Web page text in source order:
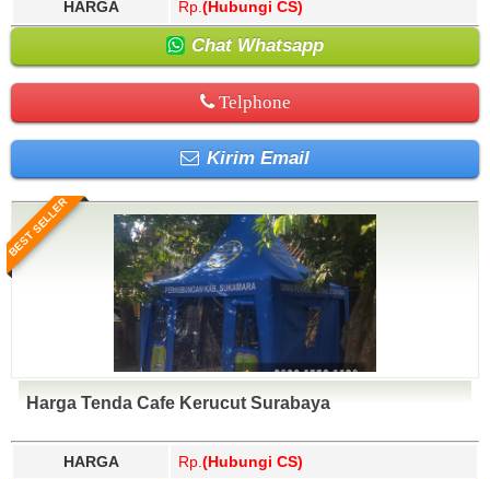
HARGA Rp. (Hubungi CS)
Chat Whatsapp
Telphone
Kirim Email
BEST SELLER
Harga Tenda Cafe Kerucut Surabaya
HARGA Rp. (Hubungi CS)